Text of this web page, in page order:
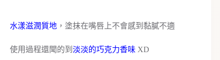
水漾滋潤質地 ，塗抹在嘴唇上不會感到黏膩不適
使用過程還聞的到 淡淡的巧克力香味 XD